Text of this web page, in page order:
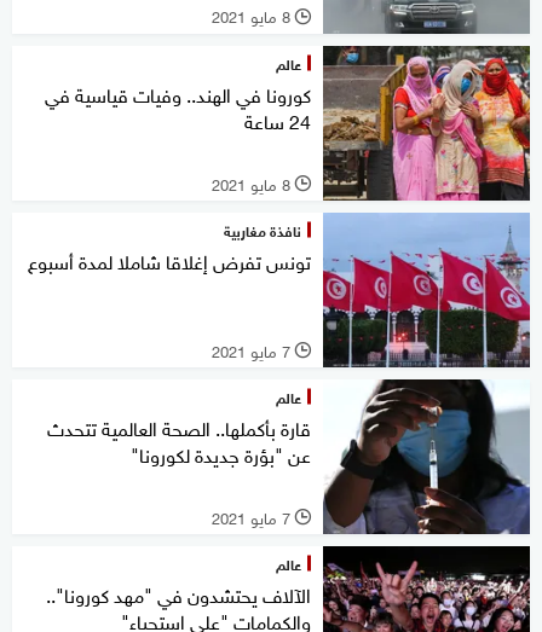
l 8 مايو 2021
عالم
كورونا في الهند.. وفيات قياسية في
24 ساعة
l 8 مايو 2021
نافذة مغاربية
تونس تفرض إغلاقا شاملا لمدة أسبوع
l 7 مايو 2021
عالم
قارة بأكملها.. الصحة العالمية تتحدث
عن "بؤرة جديدة لكورونا"
l 7 مايو 2021
عالم
الآلاف يحتشدون في "مهد كورونا"..
والكمامات "على استحياء"